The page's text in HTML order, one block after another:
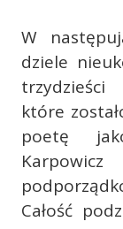
W
dziele
które
poetę
Całość